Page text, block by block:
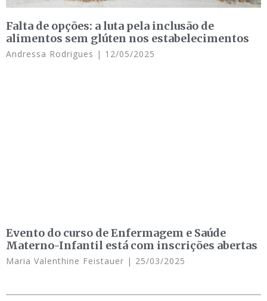
Falta de opções: a luta pela inclusão de
alimentos sem glúten nos estabelecimentos
Andressa Rodrigues 12/05/2025
Evento do curso de Enfermagem e Saúde
Materno-Infantil está com inscrições abertas
Maria Valenthine Feistauer 25/03/2025